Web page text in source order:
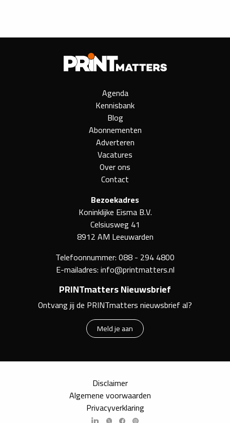
Agenda
Kennisbank
Blog
Abonnementen
Adverteren
Vacatures
Over ons
Contact
Bezoekadres
Koninklijke Eisma B.V.
Celsiusweg 41
8912 AM Leeuwarden
Telefoonnummer:088 - 294 4800
E-mailadres:info@printmatters.nl
PRINTmatters Nieuwsbrief
Ontvang jij de PRINTmatters nieuwsbrief al?
Meld je aan
Disclaimer
Algemene voorwaarden
Privacyverklaring